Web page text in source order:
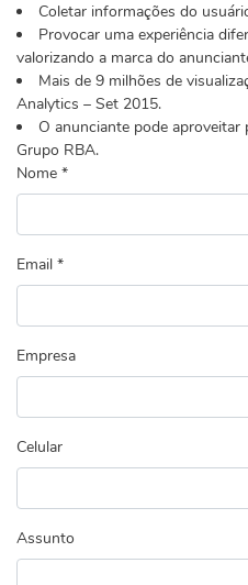
Coletar informações do
Provocar uma experiência
valorizando a marca do
Mais de 9 milhões de
Analytics – Set 2015.
O anunciante pode
Grupo RBA.
Nome *
Email *
Empresa
Celular
Assunto